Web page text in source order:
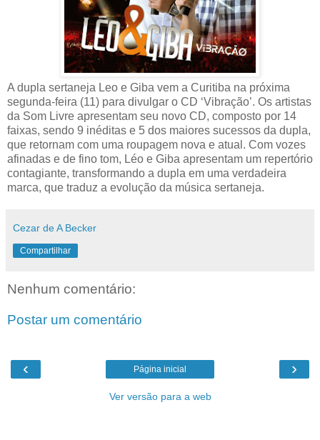
A dupla sertaneja Leo e Giba vem a Curitiba na próxima
segunda-feira (11) para divulgar o CD ‘Vibração’. Os artistas
da Som Livre apresentam seu novo CD, composto por 14
faixas, sendo 9 inéditas e 5 dos maiores sucessos da dupla,
que retornam com uma roupagem nova e atual. Com vozes
afinadas e de fino tom, Léo e Giba apresentam um repertório
contagiante, transformando a dupla em uma verdadeira
marca, que traduz a evolução da música sertaneja.
Cezar de A Becker
Compartilhar
Nenhum comentário:
Postar um comentário
‹ ›
Página inicial
Ver versão para a web